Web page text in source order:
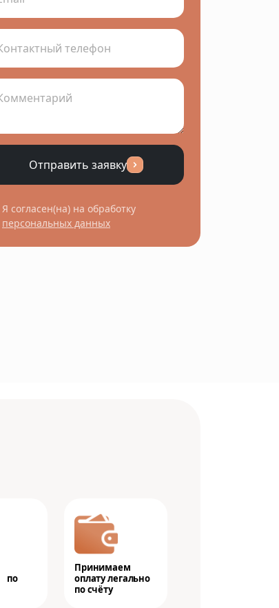
Отправить заявку
Я согласен(на) на обработку
персональных данных
по
Принимаем
оплату легально
по счёту